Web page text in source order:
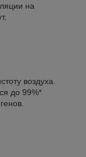
на
воздуха.
до 99%*